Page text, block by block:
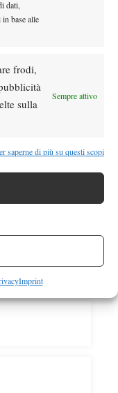
dati,
base alle
frodi,
sulla
Sempre attivo
saperne di più su questi scopi
Imprint
si arrende ad
programma,